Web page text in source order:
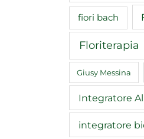
fiori bach
Floriterapia
Giusy Messina
Integratore
integratore